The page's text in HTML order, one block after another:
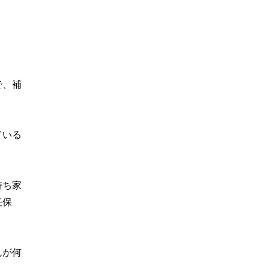
、補
る
ち家
保
が何